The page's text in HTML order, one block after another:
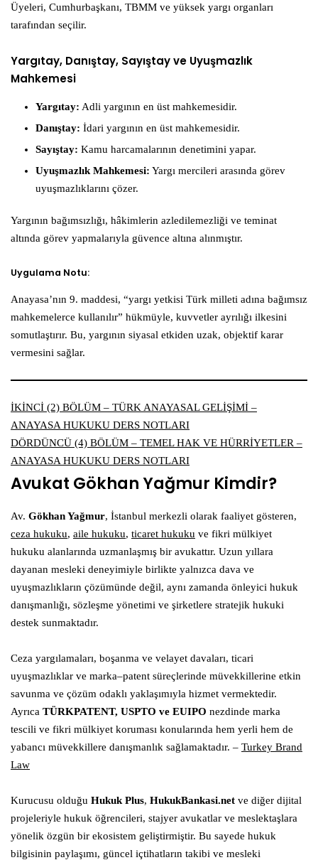
Üyeleri, Cumhurbaşkanı, TBMM ve yüksek yargı organları
tarafından seçilir.
Yargıtay, Danıştay, Sayıştay ve Uyuşmazlık
Mahkemesi
Yargıtay: Adli yargının en üst mahkemesidir.
Danıştay: İdari yargının en üst mahkemesidir.
Sayıştay: Kamu harcamalarının denetimini yapar.
Uyuşmazlık Mahkemesi: Yargı mercileri arasında görev
uyuşmazlıklarını çözer.
Yargının bağımsızlığı, hâkimlerin azledilemezliği ve teminat
altında görev yapmalarıyla güvence altına alınmıştır.
Uygulama Notu:
Anayasa’nın 9. maddesi, “yargı yetkisi Türk milleti adına bağımsız
mahkemelerce kullanılır” hükmüyle, kuvvetler ayrılığı ilkesini
somutlaştırır. Bu, yargının siyasal etkiden uzak, objektif karar
vermesini sağlar.
İKİNCİ (2) BÖLÜM – TÜRK ANAYASAL GELİŞİMİ –
ANAYASA HUKUKU DERS NOTLARI
DÖRDÜNCÜ (4) BÖLÜM – TEMEL HAK VE HÜRRİYETLER –
ANAYASA HUKUKU DERS NOTLARI
Avukat Gökhan Yağmur Kimdir?
Av. Gökhan Yağmur, İstanbul merkezli olarak faaliyet gösteren,
ceza hukuku, aile hukuku, ticaret hukuku ve fikri mülkiyet
hukuku alanlarında uzmanlaşmış bir avukattır. Uzun yıllara
dayanan mesleki deneyimiyle birlikte yalnızca dava ve
uyuşmazlıkların çözümünde değil, aynı zamanda önleyici hukuk
danışmanlığı, sözleşme yönetimi ve şirketlere stratejik hukuki
destek sunmaktadır.
Ceza yargılamaları, boşanma ve velayet davaları, ticari
uyuşmazlıklar ve marka–patent süreçlerinde müvekkillerine etkin
savunma ve çözüm odaklı yaklaşımıyla hizmet vermektedir.
Ayrıca TÜRKPATENT, USPTO ve EUIPO nezdinde marka
tescili ve fikri mülkiyet koruması konularında hem yerli hem de
yabancı müvekkillere danışmanlık sağlamaktadır. – Turkey Brand
Law
Kurucusu olduğu Hukuk Plus, HukukBankasi.net ve diğer dijital
projeleriyle hukuk öğrencileri, stajyer avukatlar ve meslektaşlara
yönelik özgün bir ekosistem geliştirmiştir. Bu sayede hukuk
bilgisinin paylaşımı, güncel içtihatların takibi ve mesleki